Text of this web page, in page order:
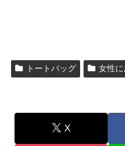
トートバッグ 女性
X